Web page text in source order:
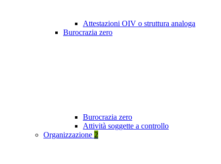
Attestazioni OIV o struttura analoga
Burocrazia zero
Burocrazia zero
Attività soggette a controllo
Organizzazione 2